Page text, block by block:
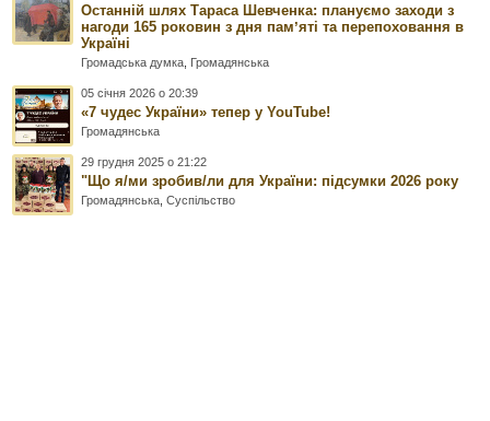
Останній шлях Тараса Шевченка: плануємо заходи з
нагоди 165 роковин з дня памʼяті та перепоховання в
Україні
Громадська думка Громадянська
05 січня 2026 о 20:39
«7 чудес України» тепер у YouTube!
Громадянська
29 грудня 2025 о 21:22
"Що я/ми зробив/ли для України: підсумки 2026 року
Громадянська ,Суспільство